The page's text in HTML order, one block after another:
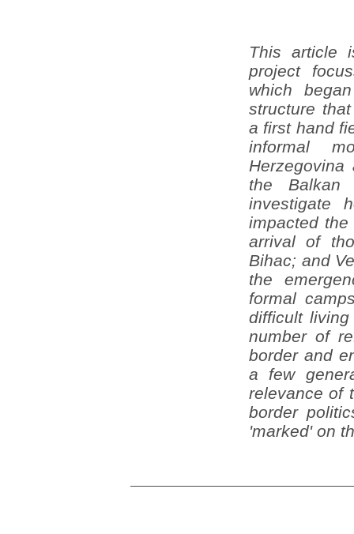
This article
project
which
structure
a first hand
informal
the Balkan
investigate
impacted the
arrival of
Bihac; and
the
formal
difficult
number of
border and
a few
relevance of
border
'marked' on